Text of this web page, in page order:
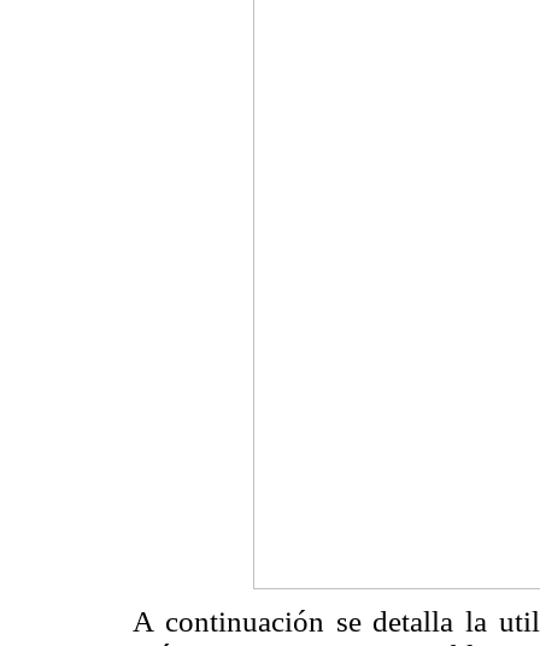
A continuación se detalla la